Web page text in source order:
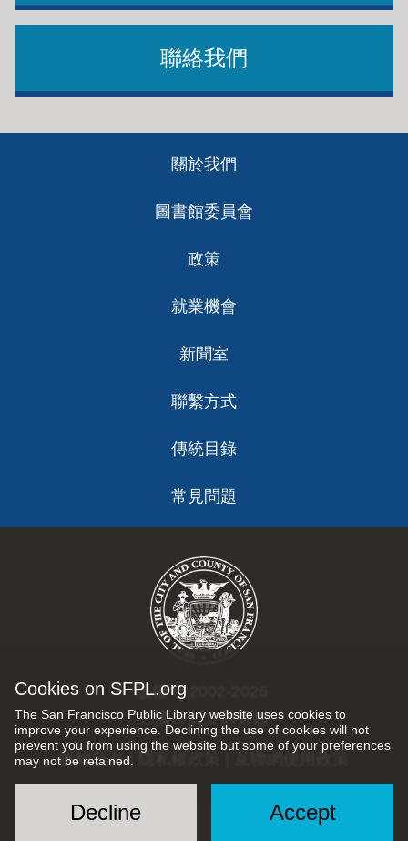
Cookies on SFPL.org
The San Francisco Public Library website uses cookies to
improve your experience. Declining the use of cookies will not
prevent you from using the website but some of your preferences
may not be retained.
Accept
Decline
聯絡我們
關於我們
圖書館委員會
政策
就業機會
新聞室
聯繫方式
傳統目錄
常見問題
版權 © 2002-2026
三藩市公立圖書館
版權所有 |
Social